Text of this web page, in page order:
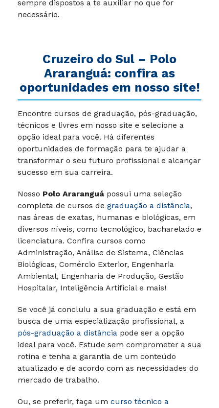
sempre dispostos a te auxiliar no que for
necessário.
Cruzeiro do Sul – Polo
Araranguá: confira as
oportunidades em nosso site!
Encontre cursos de graduação, pós-graduação,
técnicos e livres em nosso site e selecione a
opção ideal para você. Há diferentes
oportunidades de formação para te ajudar a
transformar o seu futuro profissional e alcançar
sucesso em sua carreira.
Nosso Polo Araranguá possui uma seleção
completa de cursos de graduação a distância,
nas áreas de exatas, humanas e biológicas, em
diversos níveis, como tecnológico, bacharelado e
licenciatura. Confira cursos como
Administração, Análise de Sistema, Ciências
Biológicas, Comércio Exterior, Engenharia
Ambiental, Engenharia de Produção, Gestão
Hospitalar, Inteligência Artificial e mais!
Se você já concluiu a sua graduação e está em
busca de uma especialização profissional, a
pós-graduação a distância pode ser a opção
ideal para você. Estude sem comprometer a sua
rotina e tenha a garantia de um conteúdo
atualizado e de acordo com as necessidades do
mercado de trabalho.
Ou, se preferir, faça um curso técnico a